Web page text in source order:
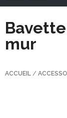
mur
ACCUEIL /